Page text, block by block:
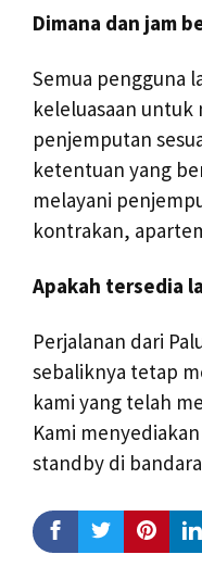
Dimana dan jam
Semua pengguna
keleluasaan
penjemputan
ketentuan yang
melayani
kontrakan,
Apakah tersedia
Perjalanan dari
sebaliknya tetap
kami yang telah
Kami
standby di